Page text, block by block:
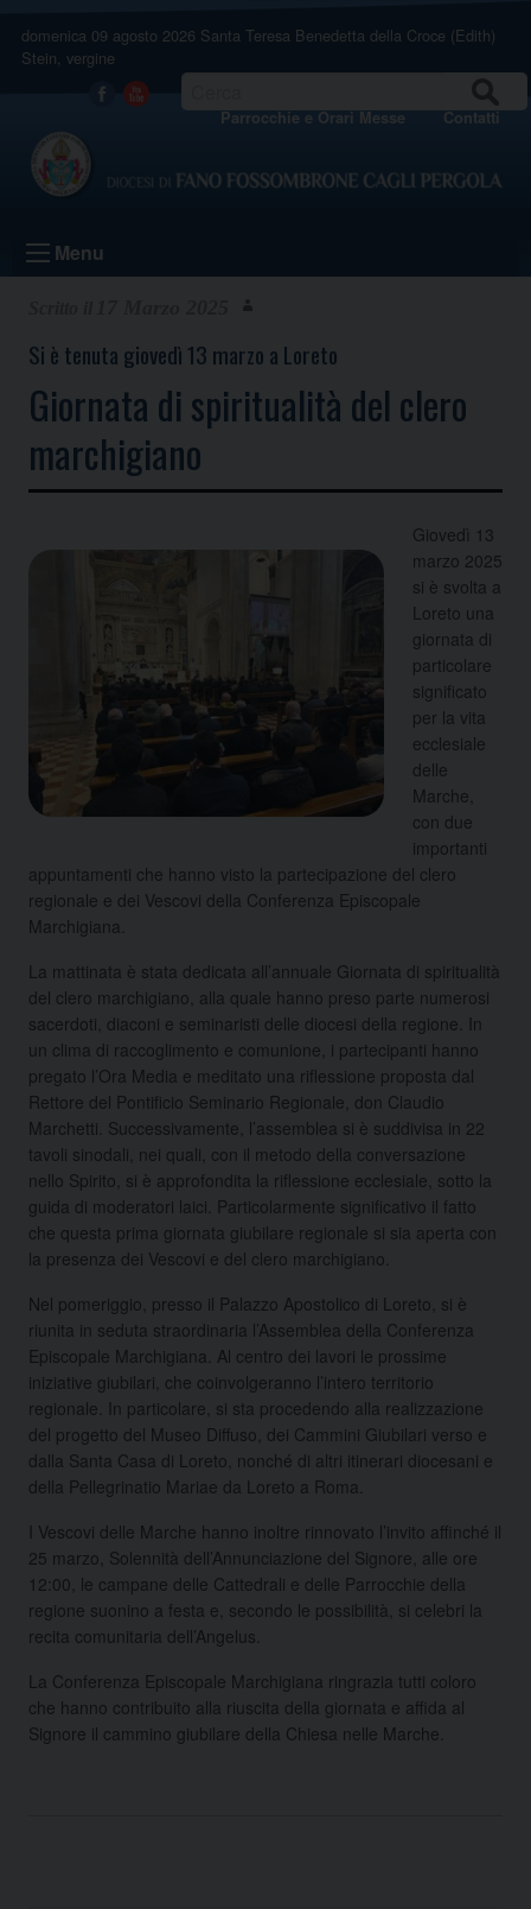
content
domenica 09 agosto 2026 Santa Teresa Benedetta della Croce (Edith)
Stein, vergine
Facebook
Youtube Parrocchie e Orari Messe Contatti
Menu
Si è tenuta giovedì 13 marzo a Loreto
Giornata di spiritualità del clero
marchigiano
Giovedì 13
marzo 2025
si è svolta a
Loreto una
giornata di
particolare
significato
per la vita
ecclesiale
delle
Marche,
con due
importanti
appuntamenti che hanno visto la partecipazione del clero
regionale e dei Vescovi della Conferenza Episcopale
Marchigiana.
La mattinata è stata dedicata all’annuale Giornata di spiritualità
del clero marchigiano, alla quale hanno preso parte numerosi
sacerdoti, diaconi e seminaristi delle diocesi della regione. In
un clima di raccoglimento e comunione, i partecipanti hanno
pregato l’Ora Media e meditato una riflessione proposta dal
Rettore del Pontificio Seminario Regionale, don Claudio
Marchetti. Successivamente, l’assemblea si è suddivisa in 22
tavoli sinodali, nei quali, con il metodo della conversazione
nello Spirito, si è approfondita la riflessione ecclesiale, sotto la
guida di moderatori laici. Particolarmente significativo il fatto
che questa prima giornata giubilare regionale si sia aperta con
la presenza dei Vescovi e del clero marchigiano.
Nel pomeriggio, presso il Palazzo Apostolico di Loreto, si è
riunita in seduta straordinaria l’Assemblea della Conferenza
Episcopale Marchigiana. Al centro dei lavori le prossime
iniziative giubilari, che coinvolgeranno l’intero territorio
regionale. In particolare, si sta procedendo alla realizzazione
del progetto del Museo Diffuso, dei Cammini Giubilari verso e
dalla Santa Casa di Loreto, nonché di altri itinerari diocesani e
della Pellegrinatio Mariae da Loreto a Roma.
I Vescovi delle Marche hanno inoltre rinnovato l’invito affinché il
25 marzo, Solennità dell’Annunciazione del Signore, alle ore
12:00, le campane delle Cattedrali e delle Parrocchie della
regione suonino a festa e, secondo le possibilità, si celebri la
recita comunitaria dell’Angelus.
La Conferenza Episcopale Marchigiana ringrazia tutti coloro
che hanno contribuito alla riuscita della giornata e affida al
Signore il cammino giubilare della Chiesa nelle Marche.